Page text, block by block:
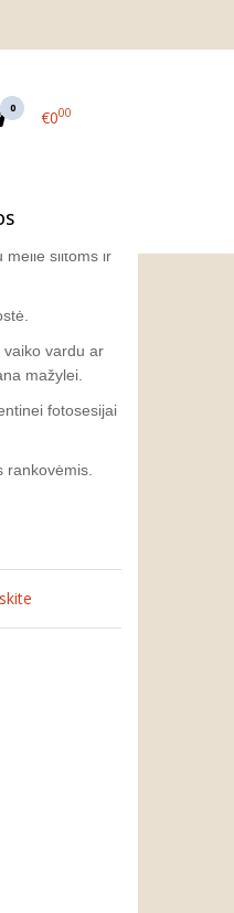
0 €000
meile šiltoms ir
vaiko vardu ar
mažylei.
fotosesijai